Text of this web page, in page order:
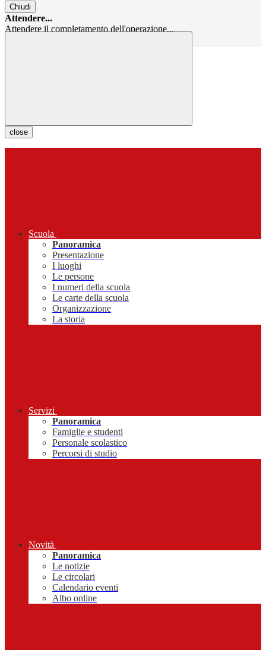
Chiudi
Attendere...
Attendere il completamento dell'operazione...
close
Scuola
Panoramica
Presentazione
I luoghi
Le persone
I numeri della scuola
Le carte della scuola
Organizzazione
La storia
Servizi
Panoramica
Famiglie e studenti
Personale scolastico
Percorsi di studio
Novità
Panoramica
Le notizie
Le circolari
Calendario eventi
Albo online